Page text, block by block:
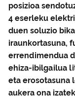
posizioa
4 eserleku
duen soluzio
iraunkortasuna,
errendimendua
ehiza-ibilgailua
eta erosotasuna
aukera ona